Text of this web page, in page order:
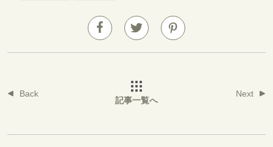
Back
記事一覧へ
Next